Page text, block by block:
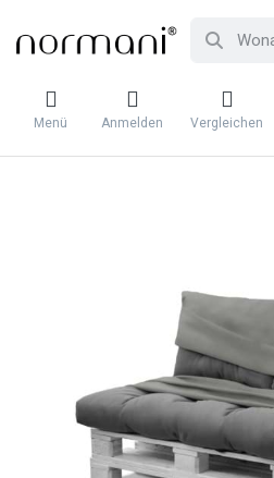
Menü Anmelden Vergleichen